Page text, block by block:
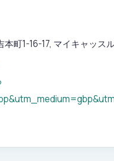
本町1-16-17, マイキャッ